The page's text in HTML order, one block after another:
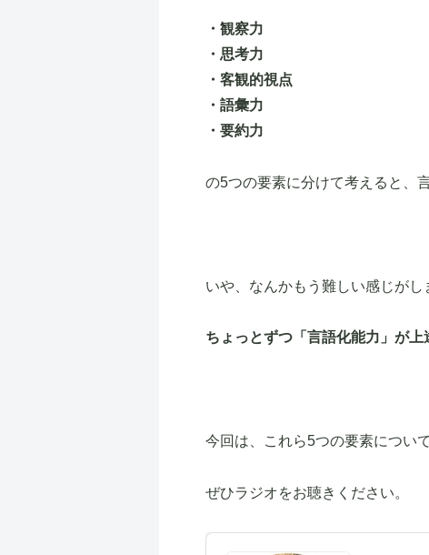
・観察力
・思考力
・客観的視点
・語彙力
・要約力
の5つの要素に分けて考えると、
いや、なんかもう難しい感じがし
ちょっとずつ「言語化能力」が上
今回は、これら5つの要素につい
ぜひラジオをお聴きください。